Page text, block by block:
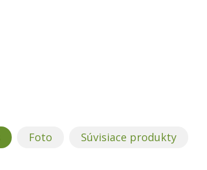
Foto Súvisiace produkty